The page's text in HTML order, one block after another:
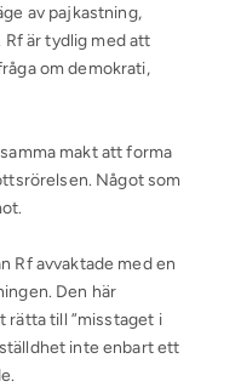
av pajkastning,
är tydlig med att
om demokrati,
makt att forma
Något som
Rf avvaktade med en
Den här
rätta till ”misstaget i
inte enbart ett